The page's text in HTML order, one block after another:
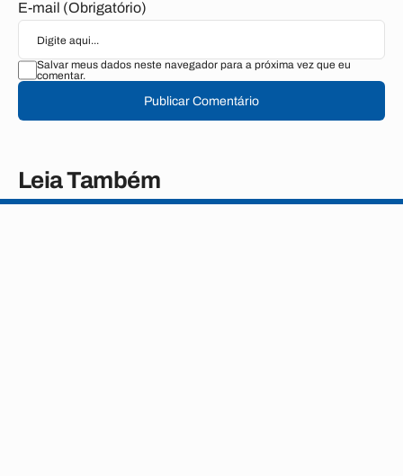
E-mail (Obrigatório)
Salvar meus dados neste navegador para a próxima vez que eu
comentar.
Publicar Comentário
Leia Também